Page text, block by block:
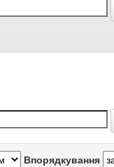
Впорядкування